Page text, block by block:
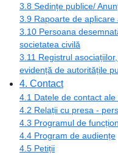
3.8 Ședințe publice/
3.9 Rapoarte de aplicare
3.10 Persoana
societatea civilă
3.11 Registrul
evidență de autoritățile
4. Contact
4.1 Datele de contact
4.2 Relații cu presa -
4.3 Programul de
4.4 Program de audiențe
4.5 Petiții